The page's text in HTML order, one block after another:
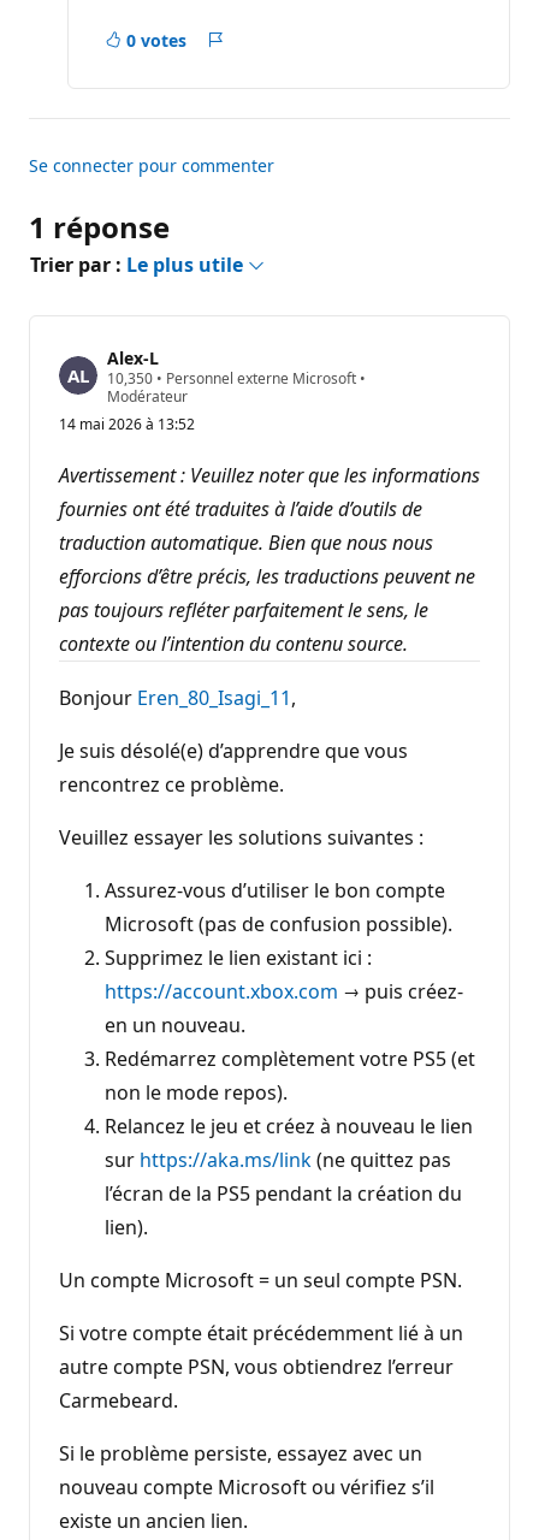
t
i
0 votes
Se connecter pour commenter
1 réponse
Trier par : Le plus utile
Alex-L
10,350 P
o
n
s
d
e
r
é
u
a
i
o
• Personnel externe Microsoft •
Modérateur
14 mai 2026 à 13:52
Avertissement : Veuillez noter que les informations
fournies ont été traduites à l’aide d’outils de
traduction automatique. Bien que nous nous
efforcions d’être précis, les traductions peuvent ne
pas toujours refléter parfaitement le sens, le
contexte ou l’intention du contenu source.
Bonjour Eren_80_Isagi_11,
Je suis désolé(e) d’apprendre que vous
rencontrez ce problème.
Veuillez essayer les solutions suivantes :
Assurez-vous d’utiliser le bon compte
Microsoft (pas de confusion possible).
Supprimez le lien existant ici :
https://account.xbox.com → puis créez-
en un nouveau.
Redémarrez complètement votre PS5 (et
non le mode repos).
Relancez le jeu et créez à nouveau le lien
sur https://aka.ms/link(ne quittez pas
l’écran de la PS5 pendant la création du
lien).
Un compte Microsoft = un seul compte PSN.
Si votre compte était précédemment lié à un
autre compte PSN, vous obtiendrez l’erreur
Carmebeard.
Si le problème persiste, essayez avec un
nouveau compte Microsoft ou vérifiez s’il
existe un ancien lien.